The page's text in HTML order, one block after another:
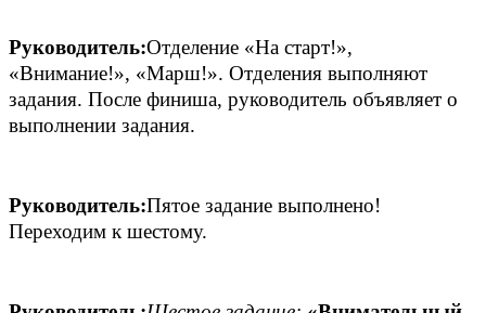
Руководитель:Отделение «На старт!»,
«Внимание!», «Марш!». Отделения выполняют
задания. После финиша, руководитель объявляет о
выполнении задания.
Руководитель:Пятое задание выполнено!
Переходим к шестому.